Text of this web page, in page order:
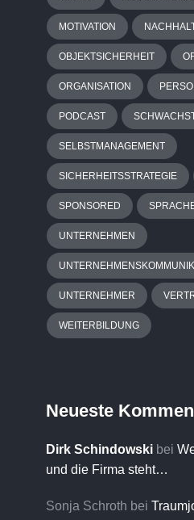
MOTIVATION
OBJEKTSICHERHEIT
ORGANISATION
PODCAST
SELBSTMANAGEMENT
SICHERHEITSSTRATEGIE
SPONSORED
UNTERNEHMEN
UNTERNEHMER
WEITERBILDUNG
Neueste
Dirk Schindowski bei
und die Firma steht…
Sonja Schroth bei